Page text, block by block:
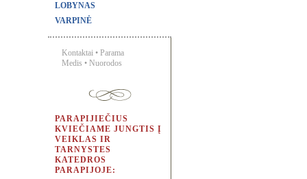
LOBYNAS
VARPINĖ
Kontaktai • Parama
Medis • Nuorodos
PARAPIJIEČIUS
KVIEČIAME JUNGTIS Į
VEIKLAS IR
TARNYSTES
KATEDROS
PARAPIJOJE: